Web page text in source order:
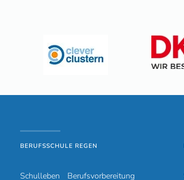
BERUFSSCHULE REGEN
Schulleben Berufsvorbereitung